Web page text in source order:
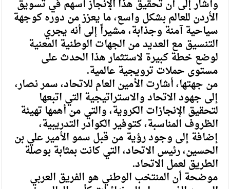
وأشار إلى أن تحقيق هذا الإنجاز أسهم في تسويق
الأردن للعالم بشكل واسع، ما يعزز من دوره كوجهة
سياحية آمنة وجذابة، مشيراً إلى أنه يجري
التنسيق مع العديد من الجهات الوطنية المعنية
لوضع خطة كبيرة لاستثمار هذا الحدث على
مستوى حملات ترويجية عالمية.
من جهتها، أشارت الأمين العام للاتحاد، سمر نصار،
إلى جهود الاتحاد والاستراتيجية التي اتبعها
لتحقيق الإنجازات الكروية، والتي من أهمها تهيئة
الظروف المناسبة، كتوفير الكوادر التدريبية،
إضافة إلى وجود رؤية من قبل سمو الأمير علي بن
الحسين، رئيس الاتحاد، التي كانت بمثابة بوصلة
الطريق لعمل الاتحاد.
موضحة أن المنتخب الوطني هو الفريق العربي